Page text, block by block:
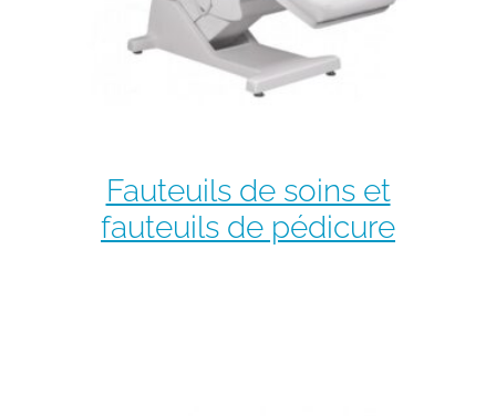
Fauteuils de soins et
fauteuils de pédicure